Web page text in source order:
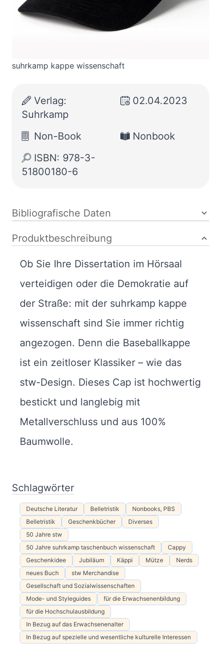
Zur Wunschliste hinzufügen
suhrkamp kappe wissenschaft
Verlag:
Suhrkamp
02.04.2023
Non-Book
Nonbook
ISBN: 978-3-
51800180-6
Bibliografische Daten
Produktbeschreibung
Ob Sie Ihre Dissertation im Hörsaal
verteidigen oder die Demokratie auf
der Straße: mit der suhrkamp kappe
wissenschaft sind Sie immer richtig
angezogen. Denn die Baseballkappe
ist ein zeitloser Klassiker – wie das
stw-Design. Dieses Cap ist hochwertig
bestickt und langlebig mit
Metallverschluss und aus 100%
Baumwolle.
Schlagwörter
Deutsche Literatur Belletristik
Nonbooks, PBS
Belletristik
Geschenkbücher
Diverses
50 Jahre stw
50 Jahre suhrkamp taschenbuch wissenschaft
Cappy
Geschenkidee
Jubiläum Käppi Mütze
Nerds
neues Buch
stw Merchandise
Gesellschaft und Sozialwissenschaften
Mode- und Styleguides
für die Erwachsenenbildung
für die Hochschulausbildung
In Bezug auf das Erwachsenenalter
In Bezug auf spezielle und wesentliche kulturelle Interessen